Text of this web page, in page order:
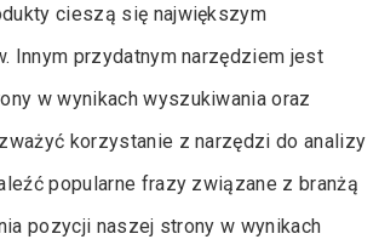
cieszą się największym
Innym przydatnym narzędziem jest
w wynikach wyszukiwania oraz
korzystanie z narzędzi do analizy
popularne frazy związane z branżą
pozycji naszej strony w wynikach